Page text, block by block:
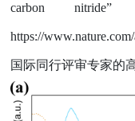
carbon nitride”
https://
国际同行评审专家的